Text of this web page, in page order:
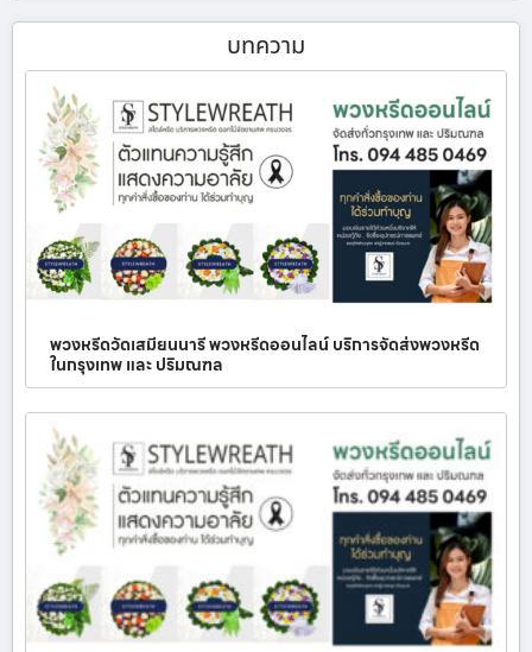
บทความ
พวงหรีดวัดเสมียนนารี พวงหรีดออนไลน์ บริการจัดส่งพวงหรีด
ในกรุงเทพ และ ปริมณฑล